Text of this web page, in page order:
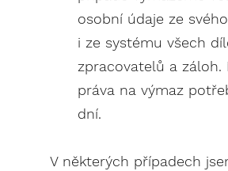
osobní údaje ze
i ze systému všech
zpracovatelů a záloh.
práva na výmaz
dní.
V některých případech